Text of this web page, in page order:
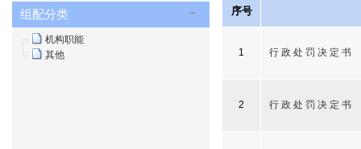
组配分类
机构职能
其他
序号
1 行 政 处 罚 决 定 书
2 行 政 处 罚 决 定 书